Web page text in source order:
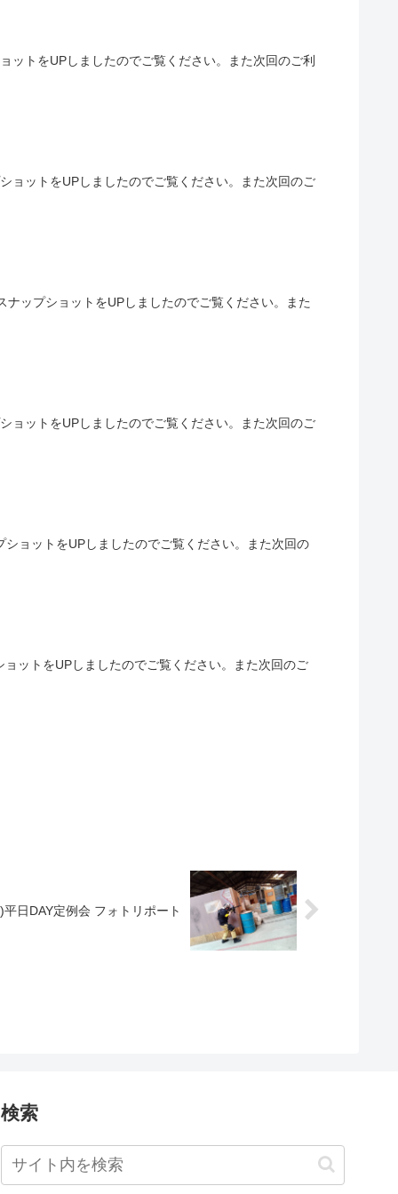
トをUPしましたのでご覧ください。また次回のご利
ョットをUPしましたのでご覧ください。また次回のご
ップショットをUPしましたのでご覧ください。また
ョットをUPしましたのでご覧ください。また次回のご
ョットをUPしましたのでご覧ください。また次回の
ットをUPしましたのでご覧ください。また次回のご
日DAY定例会 フォトリポート
検索